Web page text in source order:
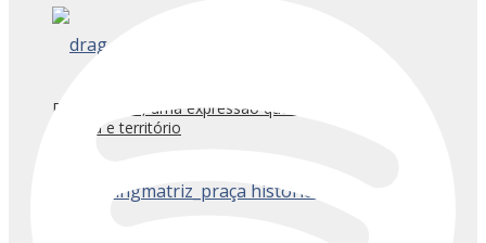
Drag Urbana, uma expressão que articula urbanismo,
política e território